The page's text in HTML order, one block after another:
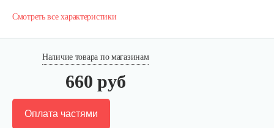
Смотреть все характеристики
660 руб
Наличие товара по магазинам
Оплата частями